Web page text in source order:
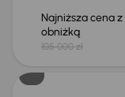
Najniższa cena
obniżką
105 000 zł
Od nowego